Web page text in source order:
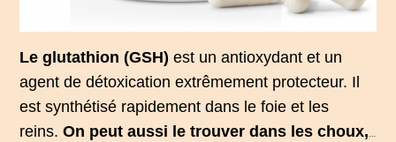
Le glutathion (GSH) est un antioxydant et un
agent de détoxication extrêmement protecteur. Il
est synthétisé rapidement dans le foie et les
reins. On peut aussi le trouver dans les choux,